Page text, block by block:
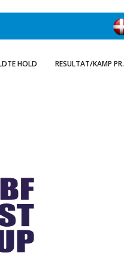
HOLD RESULTAT/KAMP PR.